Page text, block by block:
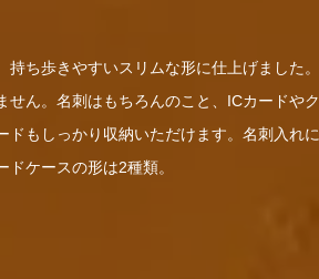
ち歩きやすいスリムな形に仕上げました。
ん。名刺はもちろんのこと、ICカードやク
ドもしっかり収納いただけます。名刺入れに
ケースの形は2種類。